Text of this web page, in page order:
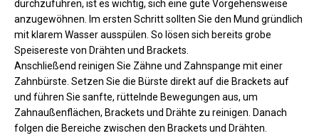
durchzuführen, ist es wichtig, sich eine gute Vorgehensweise
anzugewöhnen. Im ersten Schritt sollten Sie den Mund gründlich
mit klarem Wasser ausspülen. So lösen sich bereits grobe
Speisereste von Drähten und Brackets.
Anschließend reinigen Sie Zähne und Zahnspange mit einer
Zahnbürste. Setzen Sie die Bürste direkt auf die Brackets auf
und führen Sie sanfte, rüttelnde Bewegungen aus, um
Zahnaußenflächen, Brackets und Drähte zu reinigen. Danach
folgen die Bereiche zwischen den Brackets und Drähten.